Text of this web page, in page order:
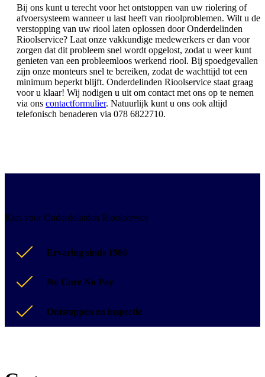
Bij ons kunt u terecht voor het ontstoppen van uw riolering of
afvoersysteem wanneer u last heeft van rioolproblemen. Wilt u de
verstopping van uw riool laten oplossen door Onderdelinden
Rioolservice? Laat onze vakkundige medewerkers er dan voor
zorgen dat dit probleem snel wordt opgelost, zodat u weer kunt
genieten van een probleemloos werkend riool. Bij spoedgevallen
zijn onze monteurs snel te bereiken, zodat de wachttijd tot een
minimum beperkt blijft. Onderdelinden Rioolservice staat graag
voor u klaar! Wij nodigen u uit om contact met ons op te nemen
via ons contactformulier. Natuurlijk kunt u ons ook altijd
telefonisch benaderen via 078 6822710.
Kies voor Onderdelinden Rioolservice
Ervaring sinds 1986
No Cure No Pay
Ontstoppen en inspectie